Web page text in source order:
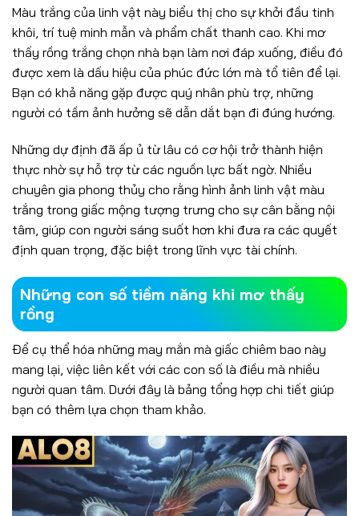
Màu trắng của linh vật này biểu thị cho sự khởi đầu tinh
khôi, trí tuệ minh mẫn và phẩm chất thanh cao. Khi mơ
thấy rồng trắng chọn nhà bạn làm nơi đáp xuống, điều đó
được xem là dấu hiệu của phúc đức lớn mà tổ tiên để lại.
Bạn có khả năng gặp được quý nhân phù trợ, những
người có tầm ảnh hưởng sẽ dẫn dắt bạn đi đúng hướng.
Những dự định đã ấp ủ từ lâu có cơ hội trở thành hiện
thực nhờ sự hỗ trợ từ các nguồn lực bất ngờ. Nhiều
chuyên gia phong thủy cho rằng hình ảnh linh vật màu
trắng trong giấc mộng tượng trưng cho sự cân bằng nội
tâm, giúp con người sáng suốt hơn khi đưa ra các quyết
định quan trọng, đặc biệt trong lĩnh vực tài chính.
Những con số tiềm năng khi mơ thấy
rồng
Để cụ thể hóa những may mắn mà giấc chiêm bao này
mang lại, việc liên kết với các con số là điều mà nhiều
người quan tâm. Dưới đây là bảng tổng hợp chi tiết giúp
bạn có thêm lựa chọn tham khảo.